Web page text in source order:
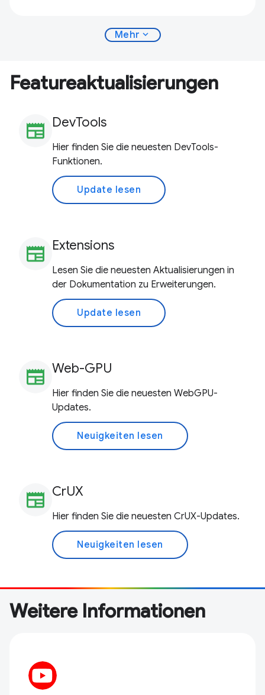
Mehr expand_more
Featureaktualisierungen
newspaper DevTools
Hier finden Sie die neuesten DevTools-
Funktionen.
Update lesen
newspaper Extensions
Lesen Sie die neuesten Aktualisierungen in
der Dokumentation zu Erweiterungen.
Update lesen
newspaper Web-GPU
Hier finden Sie die neuesten WebGPU-
Updates.
Neuigkeiten lesen
newspaper CrUX
Hier finden Sie die neuesten CrUX-Updates.
Neuigkeiten lesen
Weitere Informationen